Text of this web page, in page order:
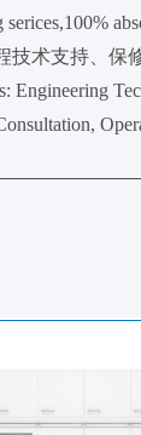
serices,100%
技术支持、保
Engineering